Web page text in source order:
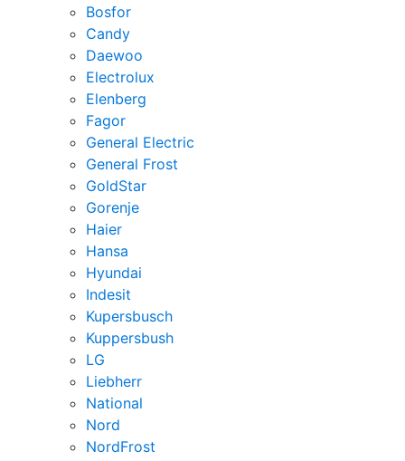
Bosfor
Candy
Daewoo
Electrolux
Elenberg
Fagor
General Electric
General Frost
GoldStar
Gorenje
Haier
Hansa
Hyundai
Indesit
Kupersbusch
Kuppersbush
LG
Liebherr
National
Nord
NordFrost